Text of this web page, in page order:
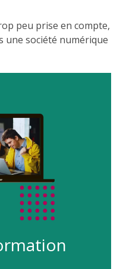
peu prise en compte,
une société numérique